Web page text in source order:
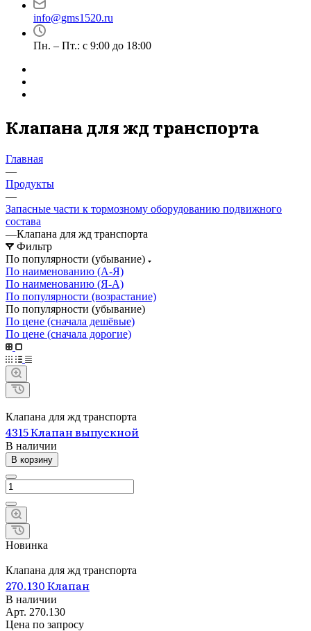
info@gms1520.ru
Пн. – Пт.: с 9:00 до 18:00
Клапана для жд транспорта
Главная
—
Продукты
—
Запасные части к тормозному оборудованию подвижного
состава
—Клапана для жд транспорта
Фильтр
По популярности (убывание)
По наименованию (А-Я)
По наименованию (Я-А)
По популярности (возрастание)
По популярности (убывание)
По цене (сначала дешёвые)
По цене (сначала дорогие)
Клапана для жд транспорта
4315 Клапан выпускной
В наличии
В корзину
Новинка
Клапана для жд транспорта
270.130 Клапан
В наличии
Арт. 270.130
Цена по запросу